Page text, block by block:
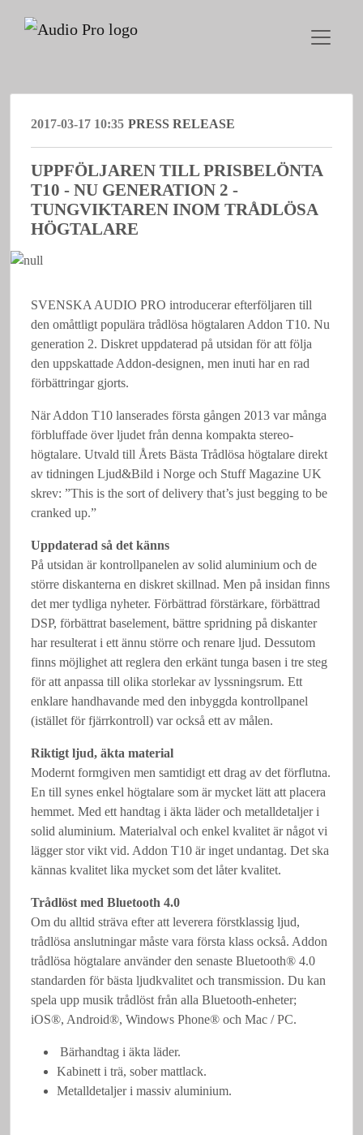
2017-03-17 10:35 PRESS RELEASE
UPPFÖLJAREN TILL PRISBELÖNTA
T10 - NU GENERATION 2 -
TUNGVIKTAREN INOM TRÅDLÖSA
HÖGTALARE
SVENSKA AUDIO PRO introducerar efterföljaren till
den omåttligt populära trådlösa högtalaren Addon T10. Nu
generation 2. Diskret uppdaterad på utsidan för att följa
den uppskattade Addon-designen, men inuti har en rad
förbättringar gjorts.
När Addon T10 lanserades första gången 2013 var många
förbluffade över ljudet från denna kompakta stereo-
högtalare. Utvald till Årets Bästa Trådlösa högtalare direkt
av tidningen Ljud&Bild i Norge och Stuff Magazine UK
skrev: ”This is the sort of delivery that’s just begging to be
cranked up.”
Uppdaterad så det känns
På utsidan är kontrollpanelen av solid aluminium och de
större diskanterna en diskret skillnad. Men på insidan finns
det mer tydliga nyheter. Förbättrad förstärkare, förbättrad
DSP, förbättrat baselement, bättre spridning på diskanter
har resulterat i ett ännu större och renare ljud. Dessutom
finns möjlighet att reglera den erkänt tunga basen i tre steg
för att anpassa till olika storlekar av lyssningsrum. Ett
enklare handhavande med den inbyggda kontrollpanel
(istället för fjärrkontroll) var också ett av målen.
Riktigt ljud, äkta material
Modernt formgiven men samtidigt ett drag av det förflutna.
En till synes enkel högtalare som är mycket lätt att placera
hemmet. Med ett handtag i äkta läder och metalldetaljer i
solid aluminium. Materialval och enkel kvalitet är något vi
lägger stor vikt vid. Addon T10 är inget undantag. Det ska
kännas kvalitet lika mycket som det låter kvalitet.
Trådlöst med Bluetooth 4.0
Om du alltid sträva efter att leverera förstklassig ljud,
trådlösa anslutningar måste vara första klass också. Addon
trådlösa högtalare använder den senaste Bluetooth® 4.0
standarden för bästa ljudkvalitet och transmission. Du kan
spela upp musik trådlöst från alla Bluetooth-enheter;
iOS®, Android®, Windows Phone® och Mac / PC.
Bärhandtag i äkta läder.
Kabinett i trä, sober mattlack.
Metalldetaljer i massiv aluminium.